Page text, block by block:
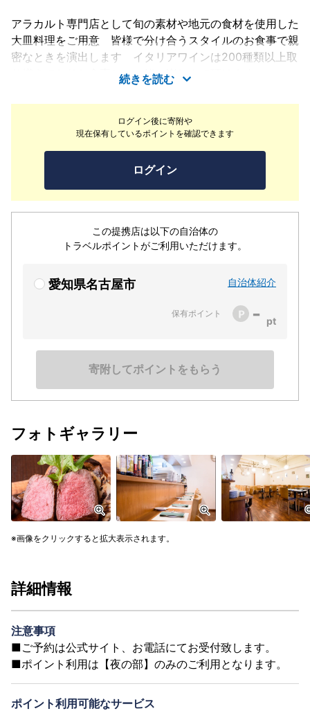
ログイン後に寄附や
現在保有しているポイントを確認できます
ログイン
この提携店は以下の自治体の
トラベルポイントがご利用いただけます。
愛知県名古屋市 自治体紹介
保有ポイント -
寄附してポイントをもらう
アラカルト専門店として旬の素材や地元の食材を使用した
大皿料理をご用意 皆様で分け合うスタイルのお食事で親
密なときを演出します イタリアワインは200種類以上取
り揃えておりお食事とご一緒に楽しんで頂けます。
続きを読む
フォトギャラリー
画像をクリックすると拡大表示されます。
詳細情報
注意事項
■ご予約は公式サイト、お電話にてお受付致します。
■ポイント利用は【夜の部】のみのご利用となります。
ポイント利用可能なサービス